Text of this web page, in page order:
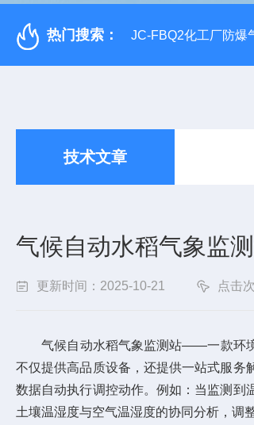
热门搜索： JC-FBQ2化工厂防爆
技术文章
气候自动水稻气象监
更新时间：2025-10-21 点击
气候自动水稻气象监测站——一款环境
不仅提供高品质设备，还提供一站式服务
数据自动执行调控动作。例如：当监测到
土壤温湿度与空气温湿度的协同分析，调